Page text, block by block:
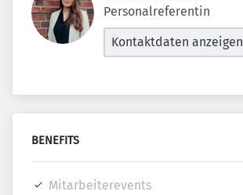
Personalreferentin
Kontaktdaten anzeigen
BENEFITS
Mitarbeiterevents